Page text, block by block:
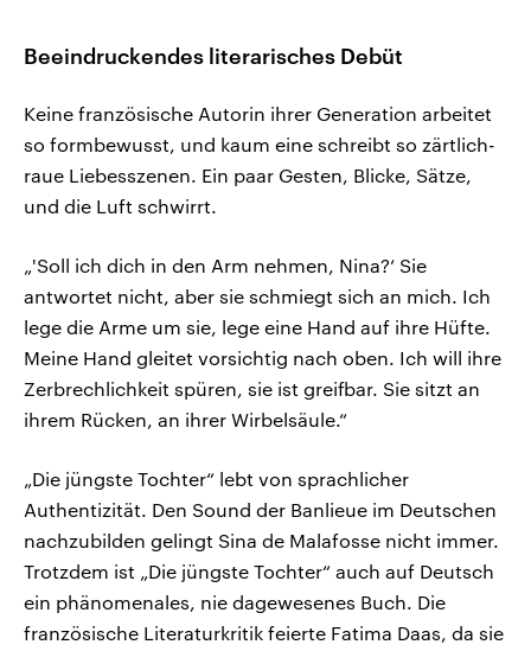
Beeindruckendes literarisches Debüt
Keine französische Autorin ihrer Generation arbeitet
so formbewusst, und kaum eine schreibt so zärtlich-
raue Liebesszenen. Ein paar Gesten, Blicke, Sätze,
und die Luft schwirrt.
„'Soll ich dich in den Arm nehmen, Nina?‘ Sie
antwortet nicht, aber sie schmiegt sich an mich. Ich
lege die Arme um sie, lege eine Hand auf ihre Hüfte.
Meine Hand gleitet vorsichtig nach oben. Ich will ihre
Zerbrechlichkeit spüren, sie ist greifbar. Sie sitzt an
ihrem Rücken, an ihrer Wirbelsäule.“
„Die jüngste Tochter“ lebt von sprachlicher
Authentizität. Den Sound der Banlieue im Deutschen
nachzubilden gelingt Sina de Malafosse nicht immer.
Trotzdem ist „Die jüngste Tochter“ auch auf Deutsch
ein phänomenales, nie dagewesenes Buch. Die
französische Literaturkritik feierte Fatima Daas, da sie